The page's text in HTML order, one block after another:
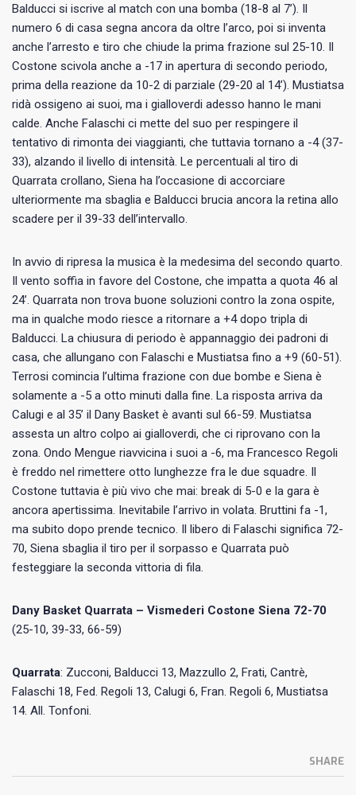
Balducci si iscrive al match con una bomba (18-8 al 7’). Il
numero 6 di casa segna ancora da oltre l’arco, poi si inventa
anche l’arresto e tiro che chiude la prima frazione sul 25-10. Il
Costone scivola anche a -17 in apertura di secondo periodo,
prima della reazione da 10-2 di parziale (29-20 al 14’). Mustiatsa
ridà ossigeno ai suoi, ma i gialloverdi adesso hanno le mani
calde. Anche Falaschi ci mette del suo per respingere il
tentativo di rimonta dei viaggianti, che tuttavia tornano a -4 (37-
33), alzando il livello di intensità. Le percentuali al tiro di
Quarrata crollano, Siena ha l’occasione di accorciare
ulteriormente ma sbaglia e Balducci brucia ancora la retina allo
scadere per il 39-33 dell’intervallo.
In avvio di ripresa la musica è la medesima del secondo quarto.
Il vento soffia in favore del Costone, che impatta a quota 46 al
24’. Quarrata non trova buone soluzioni contro la zona ospite,
ma in qualche modo riesce a ritornare a +4 dopo tripla di
Balducci. La chiusura di periodo è appannaggio dei padroni di
casa, che allungano con Falaschi e Mustiatsa fino a +9 (60-51).
Terrosi comincia l’ultima frazione con due bombe e Siena è
solamente a -5 a otto minuti dalla fine. La risposta arriva da
Calugi e al 35’ il Dany Basket è avanti sul 66-59. Mustiatsa
assesta un altro colpo ai gialloverdi, che ci riprovano con la
zona. Ondo Mengue riavvicina i suoi a -6, ma Francesco Regoli
è freddo nel rimettere otto lunghezze fra le due squadre. Il
Costone tuttavia è più vivo che mai: break di 5-0 e la gara è
ancora apertissima. Inevitabile l’arrivo in volata. Bruttini fa -1,
ma subito dopo prende tecnico. Il libero di Falaschi significa 72-
70, Siena sbaglia il tiro per il sorpasso e Quarrata può
festeggiare la seconda vittoria di fila.
Dany Basket Quarrata – Vismederi Costone Siena 72-70
(25-10, 39-33, 66-59)
Quarrata: Zucconi, Balducci 13, Mazzullo 2, Frati, Cantrè,
Falaschi 18, Fed. Regoli 13, Calugi 6, Fran. Regoli 6, Mustiatsa
14. All. Tonfoni.
SHARE